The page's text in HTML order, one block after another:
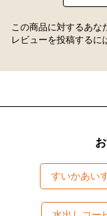
この商品に対するあな
レビューを投稿するに
すいかあい